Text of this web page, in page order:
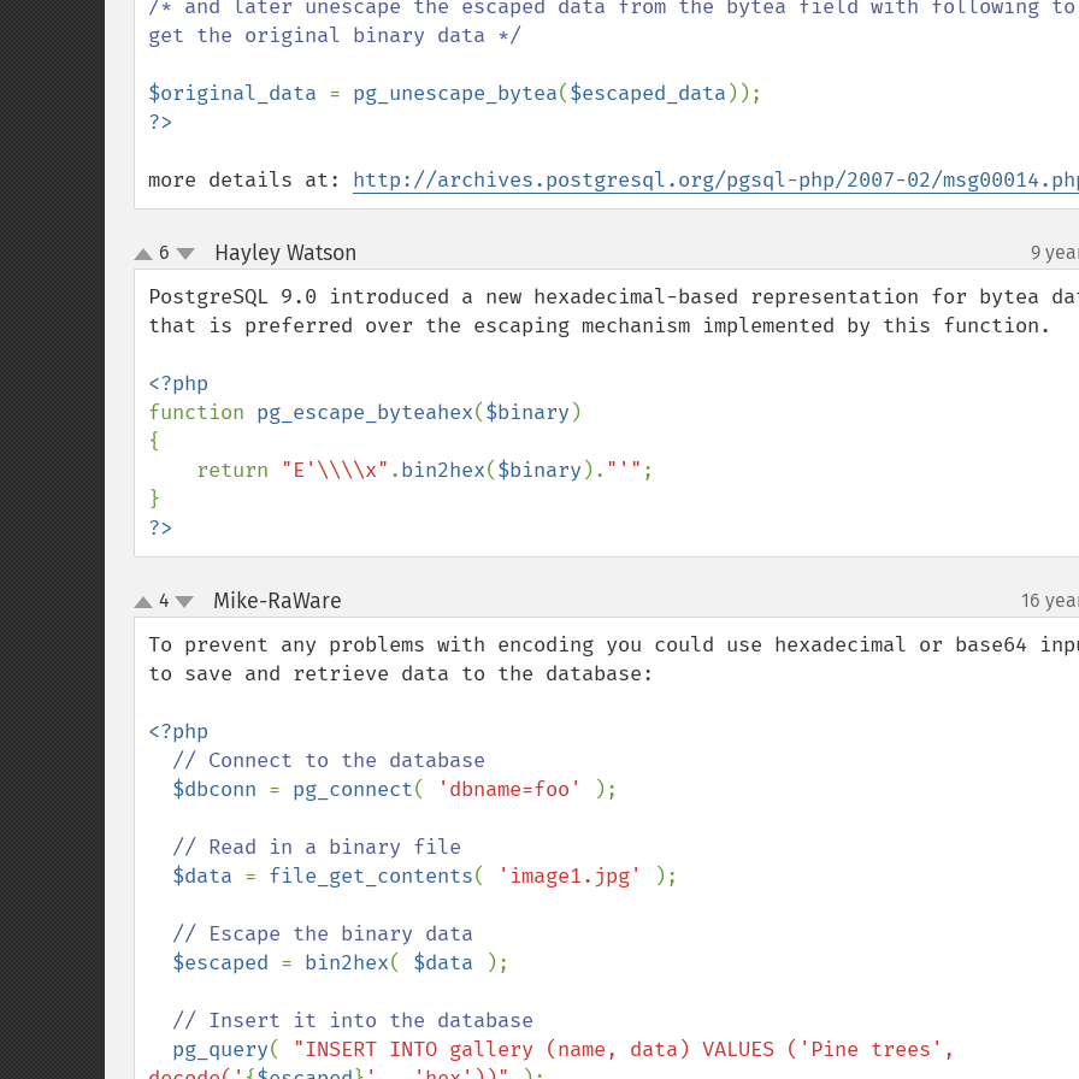
/* and later unescape the escaped data from the bytea field with following to
get the original binary data */
$original_data = pg_unescape_bytea($escaped_data
more details at: http://archives.postgresql.org/pgsql-php/2007-02/
up
down
6 Hayley Watson 9
PostgreSQL 9.0 introduced a new hexadecimal-based representation for bytea
that is preferred over the escaping mechanism implemented by this function.
function pg_escape_byteahex($binary )
{
    return
"E'\\\\x" .bin2hex($binary ). "'" ;
?>
up
down
4 Mike-RaWare 16
To prevent any problems with encoding you could use hexadecimal or base64
to save and retrieve data to the database:
<?php
// Connect to the database
$dbconn = pg_connect( 'dbname=foo' );
// Read in a binary file
$data = file_get_contents( 'image1.jpg' );
// Escape the binary data
$escaped = bin2hex( $data );
// Insert it into the database
pg_query( "INSERT INTO gallery (name, data) VALUES ('Pine trees',